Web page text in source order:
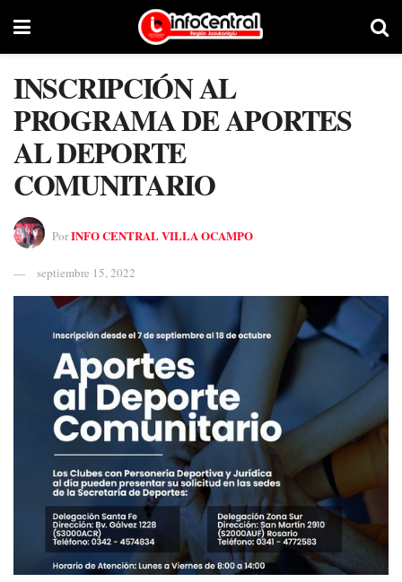
INSCRIPCIÓN AL
PROGRAMA DE APORTES
AL DEPORTE
COMUNITARIO
PorINFO CENTRAL VILLA OCAMPO
septiembre 15, 2022